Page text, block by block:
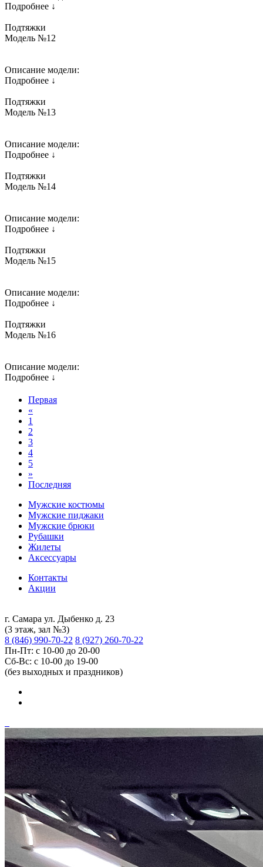
Подробнее ↓
Подтяжки
Модель №12
Описание модели:
Подробнее ↓
Подтяжки
Модель №13
Описание модели:
Подробнее ↓
Подтяжки
Модель №14
Описание модели:
Подробнее ↓
Подтяжки
Модель №15
Описание модели:
Подробнее ↓
Подтяжки
Модель №16
Описание модели:
Подробнее ↓
Первая
«
1
2
3
4
5
»
Последняя
Мужские костюмы
Мужские пиджаки
Мужские брюки
Рубашки
Жилеты
Аксессуары
Контакты
Акции
г. Самара ул. Дыбенко д. 23
(3 этаж, зал №3)
8 (846) 990-70-22 8 (927) 260-70-22
Пн-Пт: с 10-00 до 20-00
Сб-Вс: с 10-00 до 19-00
(без выходных и праздников)